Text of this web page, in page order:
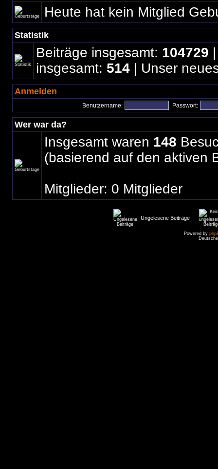
Heute hat kein Mitglied
Statistik
Beiträge insgesamt: 104729
insgesamt: 514 | Unser
Anmelden
Benutzername: Passwort:
Wer war da?
Insgesamt waren 148
(basierend auf den aktiven
Mitglieder: 0 Mitglieder
Ungelesene Beiträge
Powered by